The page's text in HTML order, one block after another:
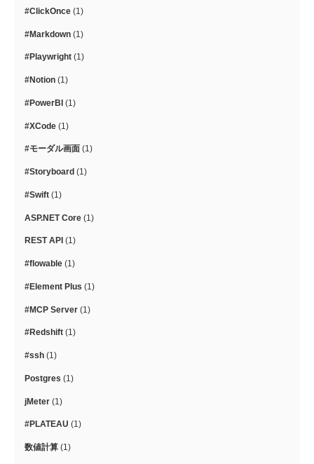
#ClickOnce (1)
#Markdown (1)
#Playwright (1)
#Notion (1)
#PowerBI (1)
#XCode (1)
#モーダル画面 (1)
#Storyboard (1)
#Swift (1)
ASP.NET Core (1)
REST API (1)
#flowable (1)
#Element Plus (1)
#MCP Server (1)
#Redshift (1)
#ssh (1)
Postgres (1)
jMeter (1)
#PLATEAU (1)
数値計算 (1)